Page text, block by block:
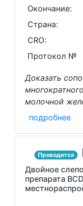
Окончание:
Страна:
CRO:
Протокол №
Доказать
молочной
подробнее
Проводится
Двойное
препарата